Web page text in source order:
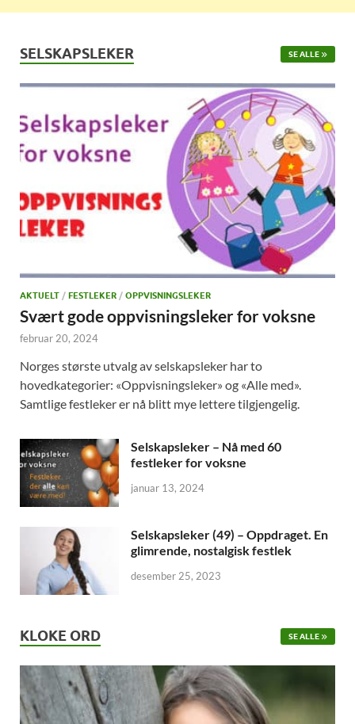
SELSKAPSLEKER SE ALLE
AKTUELT / FESTLEKER / OPPVISNINGSLEKER
Svært gode oppvisningsleker for voksne
februar 20, 2024
Norges største utvalg av selskapsleker har to
hovedkategorier: «Oppvisningsleker» og «Alle med».
Samtlige festleker er nå blitt mye lettere tilgjengelig.
Selskapsleker – Nå med 60
festleker for voksne
januar 13, 2024
Selskapsleker (49) – Oppdraget. En
glimrende, nostalgisk festlek
desember 25, 2023
KLOKE ORD SE ALLE